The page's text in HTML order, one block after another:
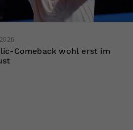
Comeback wohl erst im